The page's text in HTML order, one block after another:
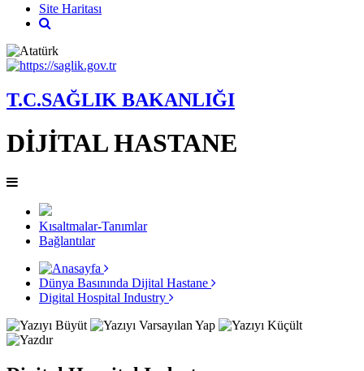
Site Haritası
T.C.SAĞLIK BAKANLIĞI
DİJİTAL HASTANE
Kısaltmalar-Tanımlar
Bağlantılar
Dünya Basınında Dijital Hastane
Digital Hospital Industry